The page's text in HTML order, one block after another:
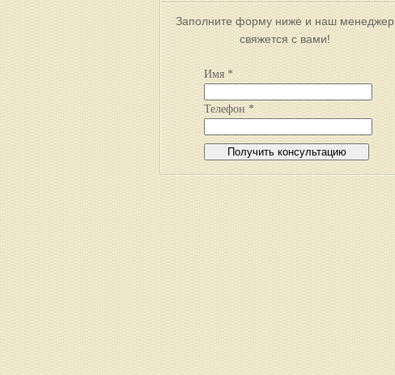
Заполните форму ниже и наш менеджер
свяжется с вами!
Имя *
Телефон *